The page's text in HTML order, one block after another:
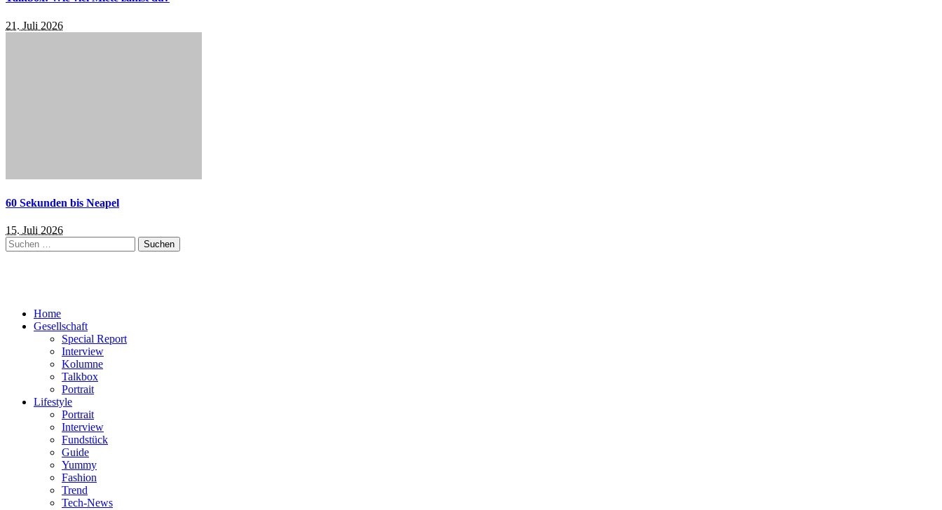
21. Juli 2026
60 Sekunden bis Neapel
15. Juli 2026
Suchen
nach:
Home
Gesellschaft
Special Report
Interview
Kolumne
Talkbox
Portrait
Lifestyle
Portrait
Interview
Fundstück
Guide
Yummy
Fashion
Trend
Tech-News